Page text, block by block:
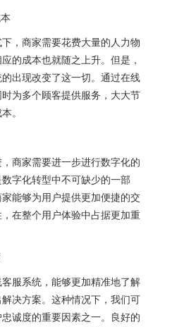
商家需要花费大量的人力物
的成本也就随之上升。但是，
出现改变了这一切。通过在线
为多个顾客提供服务，大大节
。
家需要进一步进行数字化的
字化转型中不可缺少的一部
能够为用户提供更加便捷的交
在整个用户体验中占据更加重
系统，能够更加精准地了解
决方案。这种情况下，我们可
诚度的重要因素之一。良好的